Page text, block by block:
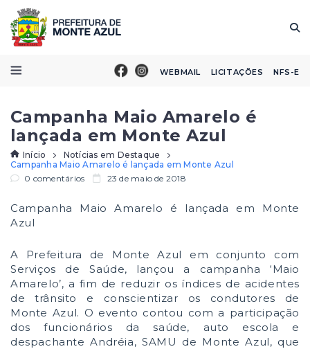
WEBMAIL LICITAÇÕES NFS-E
Campanha Maio Amarelo é
lançada em Monte Azul
Início
Notícias em Destaque
Campanha Maio Amarelo é lançada em Monte Azul
0 comentários
23 de maio de 2018
Campanha Maio Amarelo é lançada em Monte
Azul
A Prefeitura de Monte Azul em conjunto com
Serviços de Saúde, lançou a campanha ‘Maio
Amarelo’, a fim de reduzir os índices de acidentes
de trânsito e conscientizar os condutores de
Monte Azul. O evento contou com a participação
dos funcionários da saúde, auto escola e
despachante Andréia, SAMU de Monte Azul, que